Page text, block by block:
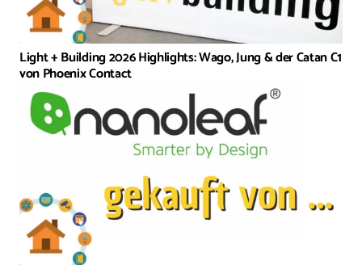
Light + Building 2026 Highlights: Wago, Jung & der Catan C1
von Phoenix Contact